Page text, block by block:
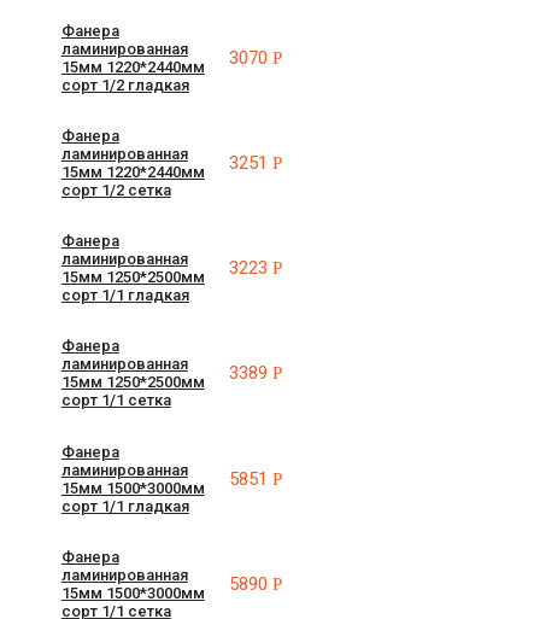
Фанера
ламинированная
15мм 1220*2440мм
сорт 1/2 гладкая
3070Р
Фанера
ламинированная
15мм 1220*2440мм
сорт 1/2 сетка
3251Р
Фанера
ламинированная
15мм 1250*2500мм
сорт 1/1 гладкая
3223Р
Фанера
ламинированная
15мм 1250*2500мм
сорт 1/1 сетка
3389Р
Фанера
ламинированная
15мм 1500*3000мм
сорт 1/1 гладкая
5851Р
Фанера
ламинированная
15мм 1500*3000мм
сорт 1/1 сетка
5890Р